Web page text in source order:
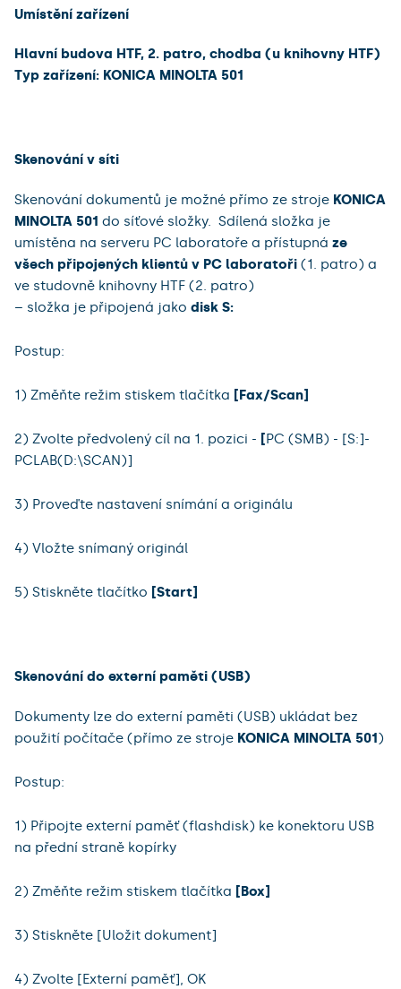
Umístění zařízení
Hlavní budova HTF, 2. patro, chodba (u knihovny HTF)
Typ zařízení: KONICA MINOLTA 501
Skenování v síti
Skenování dokumentů je možné přímo ze stroje KONICA
MINOLTA 501 do síťové složky. Sdílená složka je
umístěna na serveru PC laboratoře a přístupná ze
všech připojených klientů v PC laboratoři (1. patro) a
ve studovně knihovny HTF (2. patro)
– složka je připojená jako disk S:
Postup:
1) Změňte režim stiskem tlačítka [Fax/Scan]
2) Zvolte předvolený cíl na 1. pozici - [PC (SMB) - [S:]-
PCLAB(D:\SCAN)]
3) Proveďte nastavení snímání a originálu
4) Vložte snímaný originál
5) Stiskněte tlačítko [Start]
Skenování do externí paměti (USB)
Dokumenty lze do externí paměti (USB) ukládat bez
použití počítače (přímo ze stroje KONICA MINOLTA 501)
Postup:
1) Připojte externí paměť (flashdisk) ke konektoru USB
na přední straně kopírky
2) Změňte režim stiskem tlačítka [Box]
3) Stiskněte [Uložit dokument]
4) Zvolte [Externí paměť], OK